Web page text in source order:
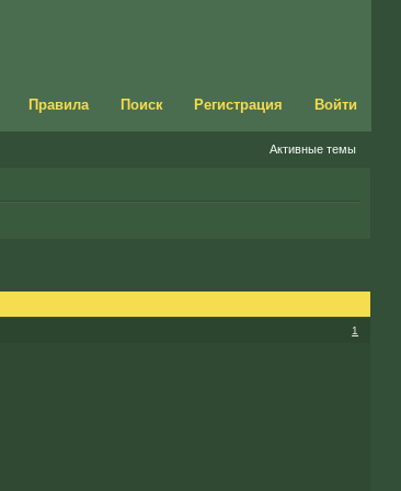
Правила Поиск Регистрация Войти
Активные темы
1